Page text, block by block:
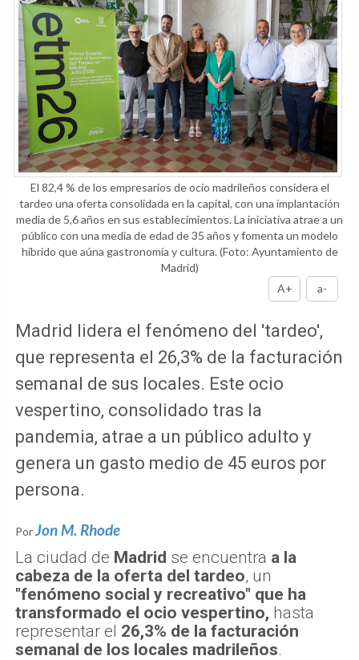
El 82,4 % de los empresarios de ocio madrileños considera el
tardeo una oferta consolidada en la capital, con una implantación
media de 5,6 años en sus establecimientos. La iniciativa atrae a un
público con una media de edad de 35 años y fomenta un modelo
híbrido que aúna gastronomía y cultura.(Foto: Ayuntamiento de
Madrid)
A+
a-
Madrid lidera el fenómeno del 'tardeo',
que representa el 26,3% de la facturación
semanal de sus locales. Este ocio
vespertino, consolidado tras la
pandemia, atrae a un público adulto y
genera un gasto medio de 45 euros por
persona.
PorJon M. Rhode
La ciudad de Madrid se encuentra a la
cabeza de la oferta del tardeo, un
"fenómeno social y recreativo" que ha
transformado el ocio vespertino, hasta
representar el 26,3% de la facturación
semanal de los locales madrileños.